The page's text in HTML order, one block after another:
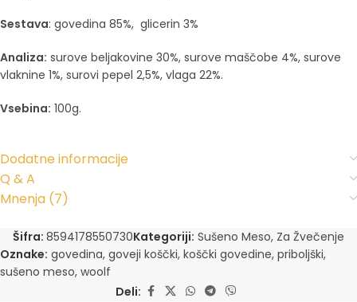
Sestava: govedina 85%, glicerin 3%
Analiza: surove beljakovine 30%, surove maščobe 4%, surove
vlaknine 1%, surovi pepel 2,5%, vlaga 22%.
Vsebina: 100g.
Dodatne informacije
Q & A
Mnenja (7)
Šifra: 8594178550730Kategoriji: Sušeno Meso, Za Žvečenje
Oznake: govedina, goveji koščki, koščki govedine, priboljški,
sušeno meso, woolf
Deli: